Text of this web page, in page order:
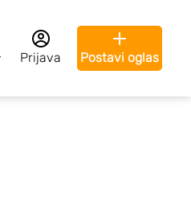
Prijava Postavi oglas